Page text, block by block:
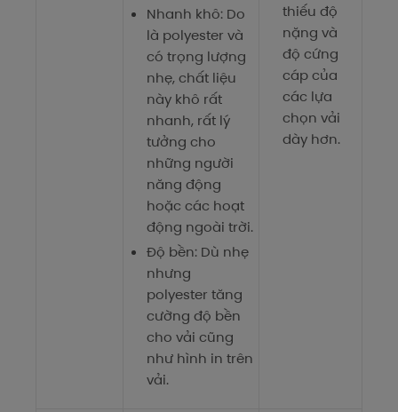
Nhanh khô: Do
là polyester và
có trọng lượng
nhẹ, chất liệu
này khô rất
nhanh, rất lý
tưởng cho
những người
năng động
hoặc các hoạt
động ngoài trời.
Độ bền: Dù nhẹ
nhưng
polyester tăng
cường độ bền
cho vải cũng
như hình in trên
vải.
thiếu độ
nặng và
độ cứng
cáp của
các lựa
chọn vải
dày hơn.